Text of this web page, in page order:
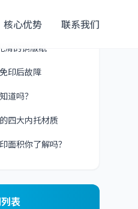
核心优势 联系我们
滑的铜版纸
印后故障
道吗？
四大内托材质
面积你了解吗？
表